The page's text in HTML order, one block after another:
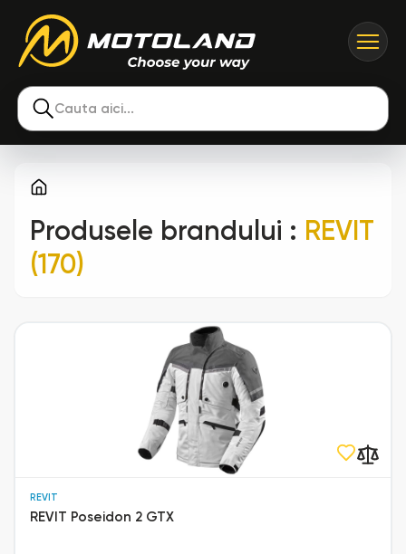
Cauta aici...
Produsele brandului : REVIT
(170)
REVIT
REVIT Poseidon 2 GTX